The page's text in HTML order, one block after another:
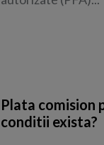
Plata comision
conditii exista?